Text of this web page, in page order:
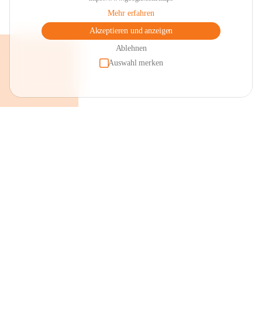
Mehr erfahren
Akzeptieren und anzeigen
Ablehnen
Auswahl merken